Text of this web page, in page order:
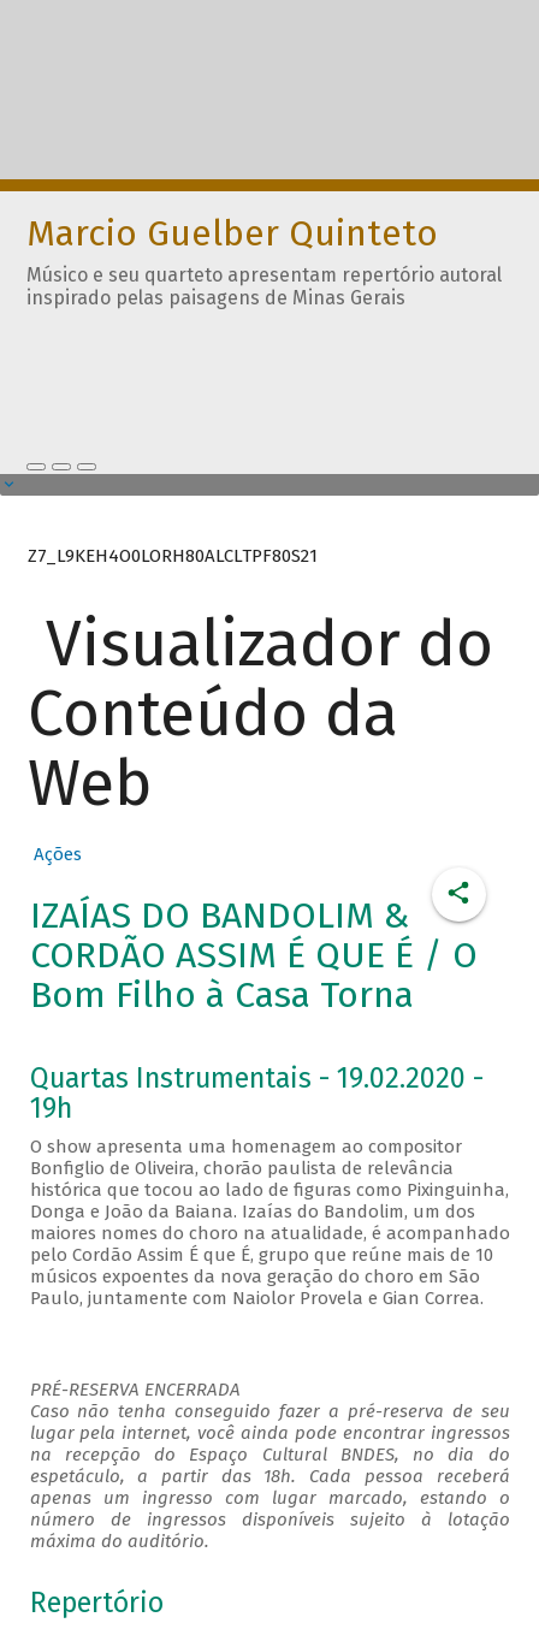
Marcio Guelber Quinteto
Músico e seu quarteto apresentam repertório autoral
inspirado pelas paisagens de Minas Gerais
Z7_L9KEH4O0LORH80ALCLTPF80S21
Visualizador do
Conteúdo da
Web
Ações
IZAÍAS DO BANDOLIM &
CORDÃO ASSIM É QUE É / O
Bom Filho à Casa Torna
Quartas Instrumentais - 19.02.2020 -
19h
O show apresenta uma homenagem ao compositor
Bonfiglio de Oliveira, chorão paulista de relevância
histórica que tocou ao lado de figuras como Pixinguinha,
Donga e João da Baiana. Izaías do Bandolim, um dos
maiores nomes do choro na atualidade, é acompanhado
pelo Cordão Assim É que É, grupo que reúne mais de 10
músicos expoentes da nova geração do choro em São
Paulo, juntamente com Naiolor Provela e Gian Correa.
PRÉ-RESERVA ENCERRADA
Caso não tenha conseguido fazer a pré-reserva de seu
lugar pela internet, você ainda pode encontrar ingressos
na recepção do Espaço Cultural BNDES, no dia do
espetáculo, a partir das 18h. Cada pessoa receberá
apenas um ingresso com lugar marcado, estando o
número de ingressos disponíveis sujeito à lotação
máxima do auditório.
Repertório